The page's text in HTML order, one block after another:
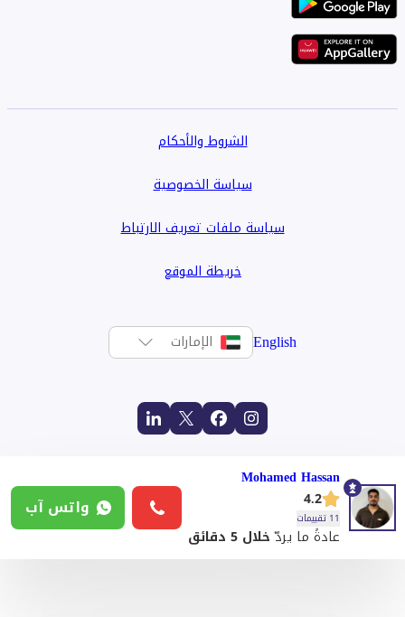
الشروط والأحكام
سياسة الخصوصية
سياسة ملفات تعريف الارتباط
خريطة الموقع
English الإمارات
Mohamed Hassan
4.2
11 تقييمات
عادةً ما يردّخلال 5 دقائق
واتس آب